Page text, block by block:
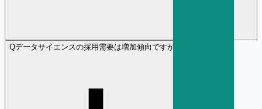
Qデータサイエンスの採用需要は増加傾向ですか？